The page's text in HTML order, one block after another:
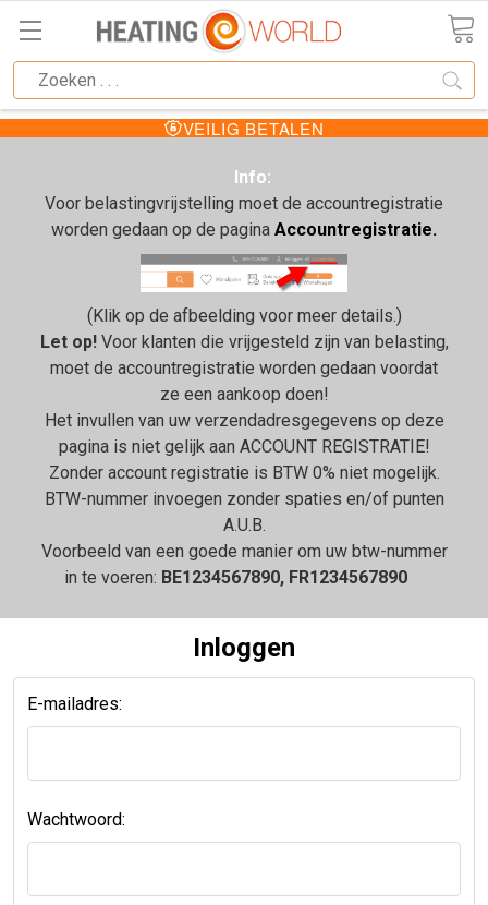
VEILIG BETALEN
Info:
Voor belastingvrijstelling moet de accountregistratie
worden gedaan op de pagina Accountregistratie.
(Klik op de afbeelding voor meer details.)
Let op!Voor klanten die vrijgesteld zijn van belasting,
moet de accountregistratie worden gedaan voordat
ze een aankoop doen!
Het invullen van uw verzendadresgegevens op deze
pagina is niet gelijk aan ACCOUNT REGISTRATIE!
Zonder account registratie is BTW 0% niet mogelijk.
BTW-nummer invoegen zonder spaties en/of punten
A.U.B.
Voorbeeld van een goede manier om uw btw-nummer
in te voeren: BE1234567890, FR1234567890
Inloggen
E-mailadres:
Wachtwoord: